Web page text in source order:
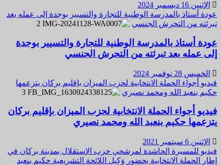
بركان
ونهضة
بركان
الإثنين 16 ديسمبر 2024
عودة أستاذ بالمدرسة الوطنية للتجارة والتسيير بوجدة إلى عمله بعد
تبرئته من التحرش الجنسي
2
عودة أستاذ بالمدرسة الوطنية للتجارة والتسيير بوجدة
إلى عمله بعد تبرئته من التحرش الجنسي
الخميس 28 نوفمبر 2024
فيديو أجواء الحملة الانتخابية لحزب الميزان بإقليم بركان يتزعمها
حكيم بنعبد الله ومحمد نصيري
3
فيديو أجواء الحملة الانتخابية لحزب الميزان بإقليم بركان
يتزعمها حكيم بنعبد الله ومحمد نصيري
الإثنين 6 سبتمبر 2021
فيديو للمسيرة الحاشدة لمرشحي حزب الإستقلال بمدينة بركان في
إطار الحملة الانتخابية بحضور وَكِيل اللائحة التشريعية حكيم بنعبد